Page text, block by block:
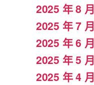
2025 年 8 月
2025 年 7 月
2025 年 6 月
2025 年 5 月
2025 年 4 月